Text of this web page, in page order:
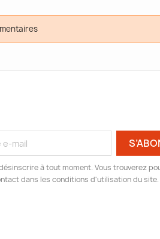
à tout moment. Vous trouverez
dans les conditions d'utilisation du site.